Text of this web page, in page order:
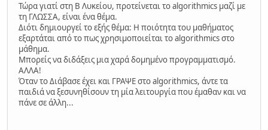
Τώρα γιατί στη Β Λυκείου, προτείνεται το algorithmics μαζί με
τη ΓΛΩΣΣΑ, είναι ένα θέμα.
Διότι δημιουργεί το εξής θέμα: Η ποιότητα του μαθήματος
εξαρτάται από το πως χρησιμοποιείται το algorithmics στο
μάθημα.
Μπορείς να διδάξεις μια χαρά δομημένο προγραμματισμό.
ΑΛΛΑ!
Όταν το Διάβασε έχει και ΓΡΑΨΕ στο algorithmics, άντε τα
παιδιά να ξεσυνηθίσουν τη μία λειτουργία που έμαθαν και να
πάνε σε άλλη...